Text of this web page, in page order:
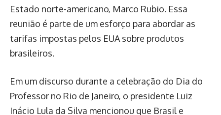
Estado norte-americano, Marco Rubio. Essa
reunião é parte de um esforço para abordar as
tarifas impostas pelos EUA sobre produtos
brasileiros.
Em um discurso durante a celebração do Dia do
Professor no Rio de Janeiro, o presidente Luiz
Inácio Lula da Silva mencionou que Brasil e